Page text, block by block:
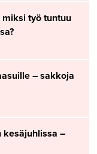
työ tuntuu
– sakkoja
kesäjuhlissa –